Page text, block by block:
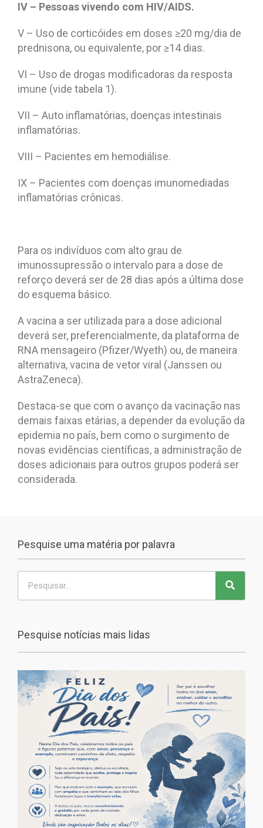
IV – Pessoas vivendo com HIV/AIDS.
V – Uso de corticóides em doses ≥20 mg/dia de
prednisona, ou equivalente, por ≥14 dias.
VI – Uso de drogas modificadoras da resposta
imune (vide tabela 1).
VII – Auto inflamatórias, doenças intestinais
inflamatórias.
VIII – Pacientes em hemodiálise.
IX – Pacientes com doenças imunomediadas
inflamatórias crônicas.
Para os indivíduos com alto grau de
imunossupressão o intervalo para a dose de
reforço deverá ser de 28 dias após a última dose
do esquema básico.
A vacina a ser utilizada para a dose adicional
deverá ser, preferencialmente, da plataforma de
RNA mensageiro (Pfizer/Wyeth) ou, de maneira
alternativa, vacina de vetor viral (Janssen ou
AstraZeneca).
Destaca-se que com o avanço da vacinação nas
demais faixas etárias, a depender da evolução da
epidemia no país, bem como o surgimento de
novas evidências científicas, a administração de
doses adicionais para outros grupos poderá ser
considerada.
Pesquise uma matéria por palavra
Pesquise notícias mais lidas